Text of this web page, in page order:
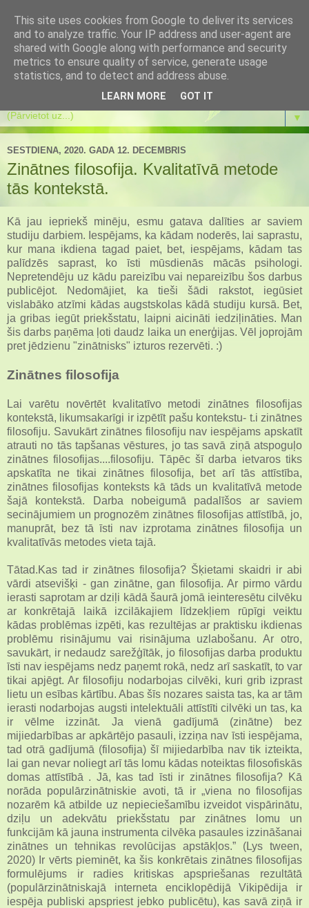
Es mainos
Es mainos pati un atbalstu pārmaiņas citos. Koučings.
Transformācijas spēle. Eneagramma. Meditācijas.
▼
SESTDIENA, 2020. GADA 12. DECEMBRIS
Zinātnes filosofija. Kvalitatīvā metode
tās kontekstā.
Kā jau iepriekš minēju, esmu gatava dalīties ar saviem
studiju darbiem. Iespējams, ka kādam noderēs, lai saprastu,
kur mana ikdiena tagad paiet, bet, iespējams, kādam tas
palīdzēs saprast, ko īsti mūsdienās mācās psihologi.
Nepretendēju uz kādu pareizību vai nepareizību šos darbus
publicējot. Nedomājiet, ka tieši šādi rakstot, iegūsiet
vislabāko atzīmi kādas augstskolas kādā studiju kursā. Bet,
ja gribas iegūt priekšstatu, laipni aicināti iedziļināties. Man
šis darbs paņēma ļoti daudz laika un enerģijas. Vēl joprojām
pret jēdzienu "zinātnisks" izturos rezervēti. :)
Zinātnes filosofija
Lai varētu novērtēt kvalitatīvo metodi zinātnes filosofijas
kontekstā, likumsakarīgi ir izpētīt pašu kontekstu- t.i zinātnes
filosofiju. Savukārt zinātnes filosofiju nav iespējams apskatīt
atrauti no tās tapšanas vēstures, jo tas savā ziņā atspoguļo
zinātnes filosofijas....filosofiju. Tāpēc šī darba ietvaros tiks
apskatīta ne tikai zinātnes filosofija, bet arī tās attīstība,
zinātnes filosofijas konteksts kā tāds un kvalitatīvā metode
šajā kontekstā. Darba nobeigumā padalīšos ar saviem
secinājumiem un prognozēm zinātnes filosofijas attīstībā, jo,
manuprāt, bez tā īsti nav izprotama zinātnes filosofija un
kvalitatīvās metodes vieta tajā.
Tātad.Kas tad ir zinātnes filosofija? Šķietami skaidri ir abi
vārdi atsevišķi - gan zinātne, gan filosofija. Ar pirmo vārdu
ierasti saprotam ar dziļi kādā šaurā jomā ieinteresētu cilvēku
ar konkrētajā laikā izcilākajiem līdzekļiem rūpīgi veiktu
kādas problēmas izpēti, kas rezultējas ar praktisku ikdienas
problēmu risinājumu vai risinājuma uzlabošanu. Ar otro,
savukārt, ir nedaudz sarežģītāk, jo filosofijas darba produktu
īsti nav iespējams nedz paņemt rokā, nedz arī saskatīt, to var
tikai apjēgt. Ar filosofiju nodarbojas cilvēki, kuri grib izprast
lietu un esības kārtību. Abas šīs nozares saista tas, ka ar tām
ierasti nodarbojas augsti intelektuāli attīstīti cilvēki un tas, ka
ir vēlme izzināt. Ja vienā gadījumā (zinātne) bez
mijiedarbības ar apkārtējo pasauli, izziņa nav īsti iespējama,
tad otrā gadījumā (filosofija) šī mijiedarbība nav tik izteikta,
lai gan nevar noliegt arī tās lomu kādas noteiktas filosofiskās
domas attīstībā . Jā, kas tad īsti ir zinātnes filosofija? Kā
norāda populārzinātniskie avoti, tā ir „viena no filosofijas
nozarēm kā atbilde uz nepieciešamību izveidot vispārinātu,
dziļu un adekvātu priekšstatu par zinātnes lomu un
funkcijām kā jauna instrumenta cilvēka pasaules izzināšanai
zinātnes un tehnikas revolūcijas apstākļos.” (Lys tween,
2020) Ir vērts pieminēt, ka šis konkrētais zinātnes filosofijas
formulējums ir radies kritiskas apspriešanas rezultātā
(populārzinātniskajā interneta enciklopēdijā Vikipēdija ir
iespēja publiski apspriest jebko publicētu), kas savā ziņā ir
This site uses cookies from Google to deliver its services
and to analyze traffic. Your IP address and user-agent are
shared with Google along with performance and security
metrics to ensure quality of service, generate usage
statistics, and to detect and address abuse.
LEARN MORE GOT IT